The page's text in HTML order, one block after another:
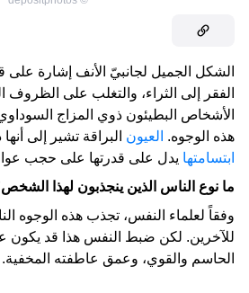
الشكل الجميل لجانبيّ الأنف إشارة على
الفقر إلى الثراء، والتغلب على الظروف
الأشخاص البطيئون ذوي المزاج
هذه الوجوه. العيون البراقة تشير إلى
ابتسامتها يدل على قدرتها على حجب
ما نوع الناس الذين ينجذبون لهذا
وفقاً لعلماء النفس، تجذب هذه الوجوه
للآخرين. لكن ضبط النفس هذا قد
الحاسم والقوي، وعمق عاطفته المخفية.